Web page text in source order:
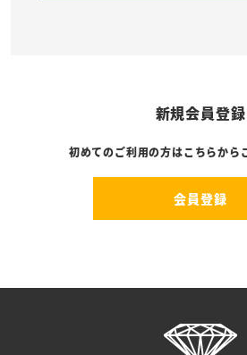
新規会員登録
初めてのご利用の方はこちらから
会員登録